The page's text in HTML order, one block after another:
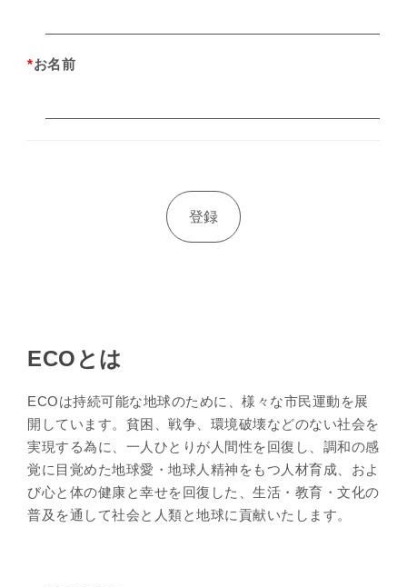
*お名前
ECOとは
ECOは持続可能な地球のために、様々な市民運動を展
開しています。貧困、戦争、環境破壊などのない社会を
実現する為に、一人ひとりが人間性を回復し、調和の感
覚に目覚めた地球愛・地球人精神をもつ人材育成、およ
び心と体の健康と幸せを回復した、生活・教育・文化の
普及を通して社会と人類と地球に貢献いたします。